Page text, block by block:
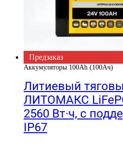
Предзаказ
Аккумуляторы 100Ah (100Ач)
Литиевый
ЛИТОМАКС
2560 Вт·ч, с
IP67